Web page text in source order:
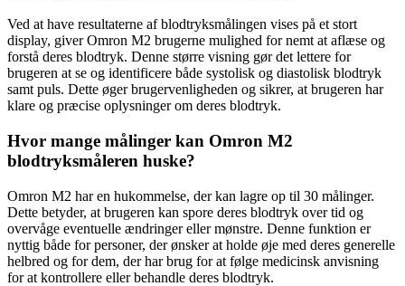
Ved at have resultaterne af blodtryksmålingen vises på et stort
display, giver Omron M2 brugerne mulighed for nemt at aflæse og
forstå deres blodtryk. Denne større visning gør det lettere for
brugeren at se og identificere både systolisk og diastolisk blodtryk
samt puls. Dette øger brugervenligheden og sikrer, at brugeren har
klare og præcise oplysninger om deres blodtryk.
Hvor mange målinger kan Omron M2
blodtryksmåleren huske?
Omron M2 har en hukommelse, der kan lagre op til 30 målinger.
Dette betyder, at brugeren kan spore deres blodtryk over tid og
overvåge eventuelle ændringer eller mønstre. Denne funktion er
nyttig både for personer, der ønsker at holde øje med deres generelle
helbred og for dem, der har brug for at følge medicinsk anvisning
for at kontrollere eller behandle deres blodtryk.